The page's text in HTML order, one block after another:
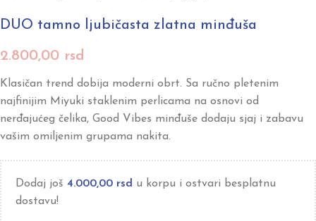
DUO tamno ljubičasta zlatna minđuša
2.800,00 rsd
Klasičan trend dobija moderni obrt. Sa ručno pletenim
najfinijim Miyuki staklenim perlicama na osnovi od
nerđajućeg čelika, Good Vibes minđuše dodaju sjaj i zabavu
vašim omiljenim grupama nakita.
Dodaj još 4.000,00 rsd u korpu i ostvari besplatnu
dostavu!